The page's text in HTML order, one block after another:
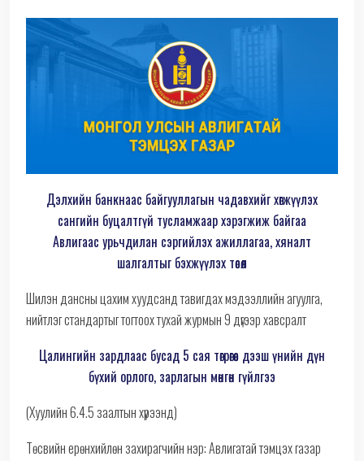
Дэлхийн банкнаас байгууллагын чадавхийг хөгжүүлэх
сангийн буцалтгүй тусламжаар хэрэгжиж байгаа
Авлигаас урьчдилан сэргийлэх ажиллагаа, хяналт
шалгалтыг бэхжүүлэх төсөл
Шилэн дансны цахим хуудсанд тавигдах мэдээллийн агуулга,
нийтлэг стандартыг тогтоох тухай журмын 9 дүгээр хавсралт
Цалингийн зардлаас бусад 5 сая төгрөгөөс дээш үнийн дүн
бүхий орлого, зарлагын мөнгөн гүйлгээ
(Хуулийн 6.4.5 заалтын хүрээнд)
Төсвийн ерөнхийлөн захирагчийн нэр: Авлигатай тэмцэх газар